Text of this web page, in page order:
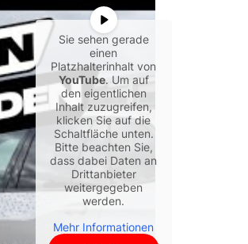
Sie sehen gerade
einen
Platzhalterinhalt von
YouTube. Um auf
den eigentlichen
Inhalt zuzugreifen,
klicken Sie auf die
Schaltfläche unten.
Bitte beachten Sie,
dass dabei Daten an
Drittanbieter
weitergegeben
werden.
Mehr Informationen